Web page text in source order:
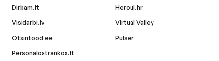
Dirbam.lt
Visidarbi.lv
Otsintood.ee
Personaloatrankos.lt
Hercul.hr
Virtual Valley
Pulser